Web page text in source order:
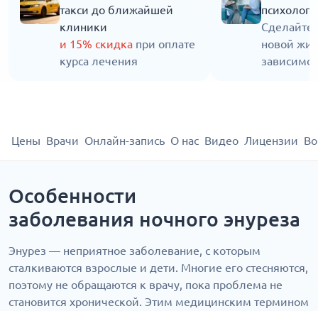
такси до ближайшей
клиники
и 15% скидка при оплате
курса лечения
психолога
Сделайте
новой
Цены Врачи Онлайн-запись О нас Видео Лицензии
Особенности
заболевания ночного энуреза
Энурез — неприятное заболевание, с которым
сталкиваются взрослые и дети. Многие его стесняются,
поэтому не обращаются к врачу, пока проблема не
становится хронической. Этим медицинским термином